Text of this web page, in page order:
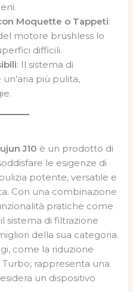
Moquette o Tappeti:
motore brushless lo
difficili.
: Il sistema di
più pulita,
J10 è un prodotto di
le esigenze di
potente, versatile e
Con una combinazione
pratiche come
sistema di filtrazione
della sua categoria.
come la riduzione
rappresenta una
un dispositivo